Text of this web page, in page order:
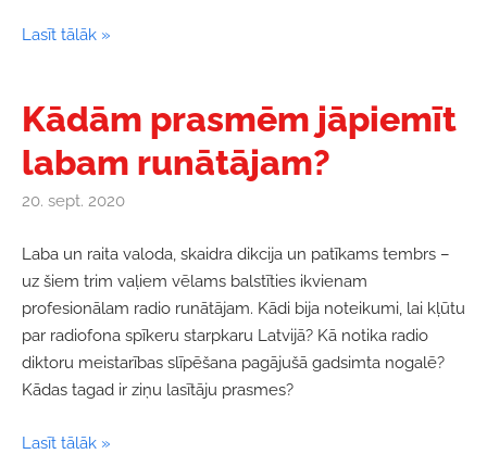
Lasīt tālāk »
Kādām prasmēm jāpiemīt
labam runātājam?
20. sept. 2020
Laba un raita valoda, skaidra dikcija un patīkams tembrs –
uz šiem trim vaļiem vēlams balstīties ikvienam
profesionālam radio runātājam. Kādi bija noteikumi, lai kļūtu
par radiofona spīkeru starpkaru Latvijā? Kā notika radio
diktoru meistarības slīpēšana pagājušā gadsimta nogalē?
Kādas tagad ir ziņu lasītāju prasmes?
Lasīt tālāk »